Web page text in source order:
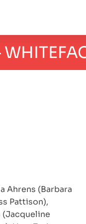
Ahrens (Barbara
Pattison),
(Jacqueline